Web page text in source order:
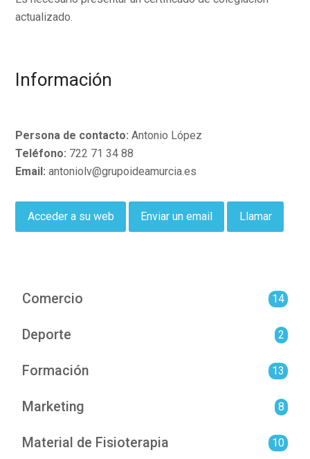
actualizado.
Información
Persona de contacto: Antonio López
Teléfono: 722 71 34 88
Email: antoniolv@grupoideamurcia.es
Acceder a su web Enviar un email Llamar
Comercio 14
Deporte 2
Formación 13
Marketing 8
Material de Fisioterapia 10